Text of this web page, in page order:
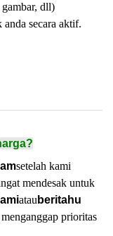
dll)
secara aktif.
setelah kami
mendesak untuk
atau beritahu
prioritas